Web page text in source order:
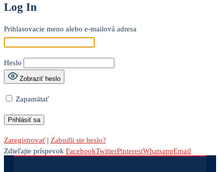
Log In
Prihlasovacie meno alebo e-mailová adresa
Heslo
Zobraziť heslo
Zapamätať
Zaregistrovať | Zabudli ste heslo?
Zdieľajte príspevok FacebookTwitterPinterestWhatsappEmail